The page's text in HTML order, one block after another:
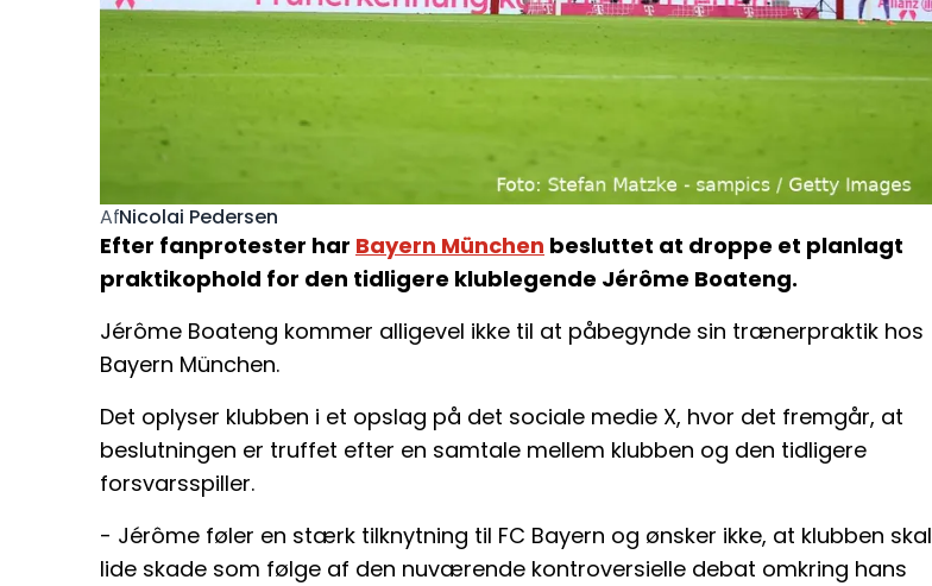
AfNicolai Pedersen
Efter fanprotester har Bayern München besluttet at droppe et planlagt
praktikophold for den tidligere klublegende Jérôme Boateng.
Jérôme Boateng kommer alligevel ikke til at påbegynde sin trænerpraktik hos
Bayern München.
Det oplyser klubben i et opslag på det sociale medie X, hvor det fremgår, at
beslutningen er truffet efter en samtale mellem klubben og den tidligere
forsvarsspiller.
- Jérôme føler en stærk tilknytning til FC Bayern og ønsker ikke, at klubben skal
lide skade som følge af den nuværende kontroversielle debat omkring hans